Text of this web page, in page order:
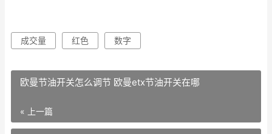
成交量 红色 数字
欧曼节油开关怎么调节 欧曼etx节油开关在哪
« 上一篇